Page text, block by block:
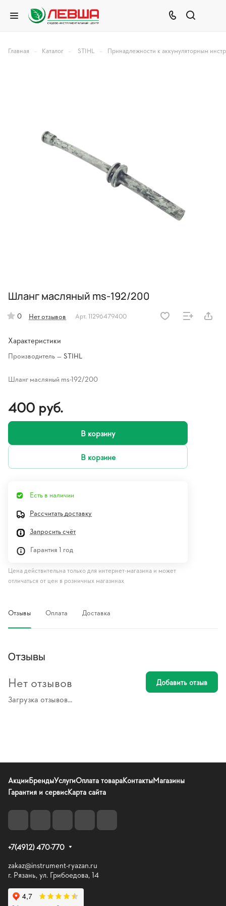
Главная – Каталог – STIHL – Принадлежности к аккумуляторным
Шланг масляный ms-192/200
0 Нет отзывов Арт. 11296479400
Характеристики
Производитель — STIHL
Шланг масляный ms-192/200
400 руб.
В корзину
В корзине
Есть в наличии
Рассчитать доставку
Запросить счёт
Гарантия 1 год
Цена действительна только для интернет-магазина и может
отличаться от цен в розничных магазинах
Отзывы Оплата Доставка
Отзывы
Загрузка отзывов...
Нет отзывов Добавить отзыв
АкцииБрендыУслугиОплата товараКонтактыМагазины
Гарантия и сервисКарта сайта
+7(4912) 470-770
zakaz@instrument-ryazan.ru
г. Рязань, ул. Грибоедова, 14